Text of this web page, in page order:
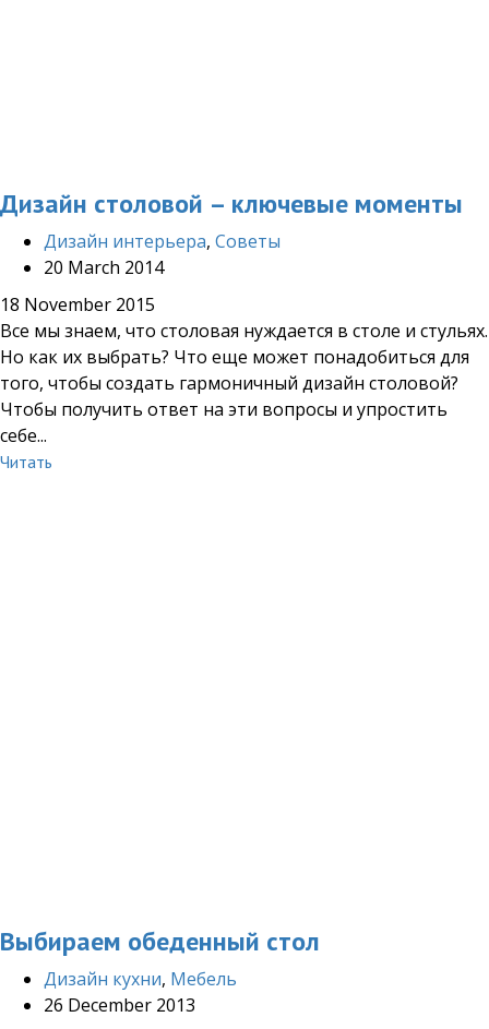
Дизайн столовой – ключевые моменты
Дизайн интерьера, Советы
20 March 2014
18 November 2015
Все мы знаем, что столовая нуждается в столе и стульях.
Но как их выбрать? Что еще может понадобиться для
того, чтобы создать гармоничный дизайн столовой?
Чтобы получить ответ на эти вопросы и упростить
себе...
Читать
Выбираем обеденный стол
Дизайн кухни, Мебель
26 December 2013